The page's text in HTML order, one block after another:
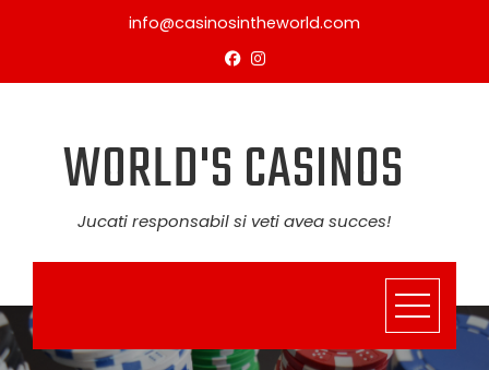
info@casinosintheworld.com
WORLD'S CASINOS
Jucati responsabil si veti avea succes!